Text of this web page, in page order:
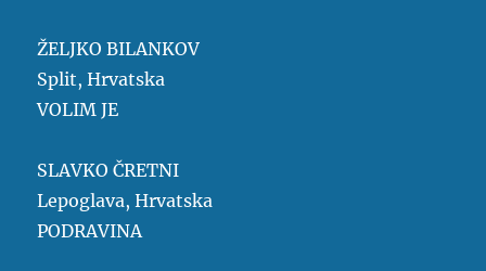
ŽELJKO BILANKOV
Split, Hrvatska
VOLIM JE
SLAVKO ČRETNI
Lepoglava, Hrvatska
PODRAVINA